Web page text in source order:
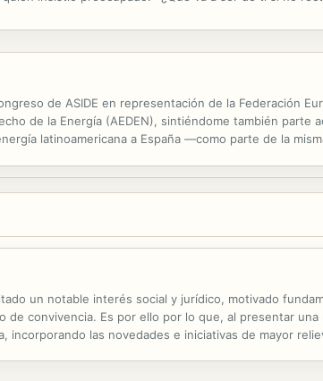
de ASIDE en representación de la Federación
de la Energía (AEDEN), sintiéndome también parte
latinoamericana a España —como parte de la
un notable interés social y jurídico, motivado
convivencia. Es por ello por lo que, al presentar una
las novedades e iniciativas de mayor